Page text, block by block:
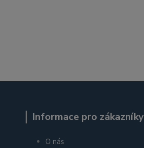
Informace pro zákazníky
O nás